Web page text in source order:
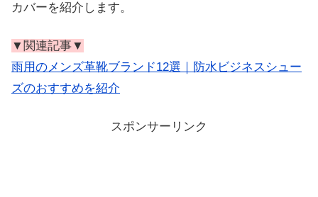
カバーを紹介します。
▼関連記事▼
雨用のメンズ革靴ブランド12選｜防水ビジネスシュー
ズのおすすめを紹介
スポンサーリンク